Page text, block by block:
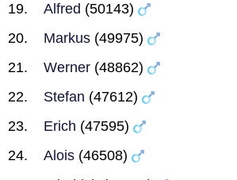
Alfred (50143)
Markus (49975)
Werner (48862)
Stefan (47612)
Erich (47595)
Alois (46508)